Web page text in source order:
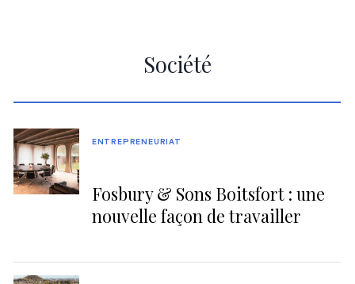
Société
Fosbury & Sons Boitsfort : une
nouvelle façon de travailler
ENTREPRENEURIAT